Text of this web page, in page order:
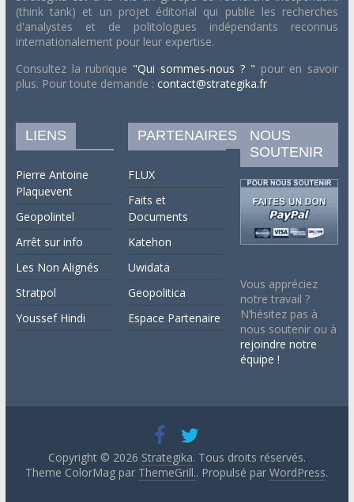
(think tank) et un projet éditorial qui publie les recherches
d'analystes et de politologues indépendants reconnus
internationalement pour leur expertise.
Consultez la rubrique "Qui sommes-nous ? " pour en savoir
plus. Pour toute demande : contact@strategika.fr
LIENS
Pierre Antoine
Plaquevent
Geopolintel
Arrêt sur info
Les Non Alignés
Stratpol
Youssef Hindi
PARTENAIRES
FLUX
Faits et
Documents
Katehon
Uwidata
Geopolitica
Espace Partenaire
NOUS
SOUTENIR
Vous appréciez
notre travail ?
N’hésitez pas à
nous soutenir ou à
rejoindre notre
équipe !
Copyright © 2026 Strategika. Tous droits réservés.
Theme ColorMag par ThemeGrill.. Propulsé parWordPress.